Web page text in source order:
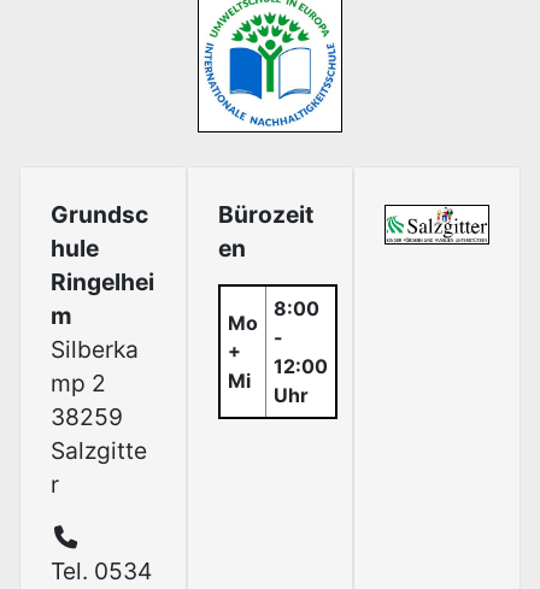
Grundsc
hule
Ringelhei
m
Silberka
mp 2
38259
Salzgitte
r
Tel. 0534
Bürozeit
en
Mo
+
Mi
8:00
-
12:00
Uhr